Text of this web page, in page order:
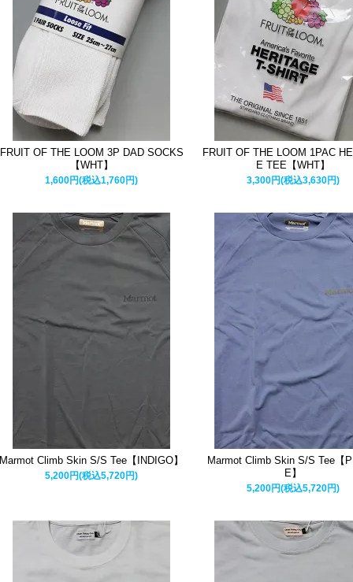
FRUIT OF THE LOOM 3P DAD SOCKS
【WHT】
1,600円(税込1,760円)
FRUIT OF THE LOOM 1PAC
E TEE【WHT】
3,300円(税込3,630円)
Marmot Climb Skin S/S Tee【INDIGO】
5,200円(税込5,720円)
Marmot Climb Skin S/S Tee【
E】
5,200円(税込5,720円)